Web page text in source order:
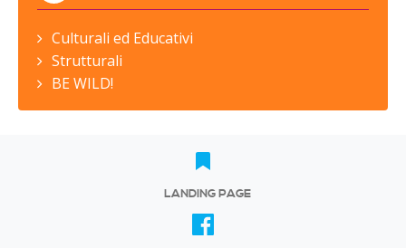
Culturali ed Educativi
Strutturali
BE WILD!
LANDING PAGE